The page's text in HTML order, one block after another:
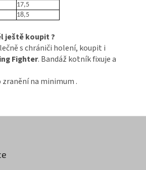
17,5
18,5
ještě koupit ?
s chrániči holení, koupit i
Fighter. Bandáž kotník fixuje a
na minimum .